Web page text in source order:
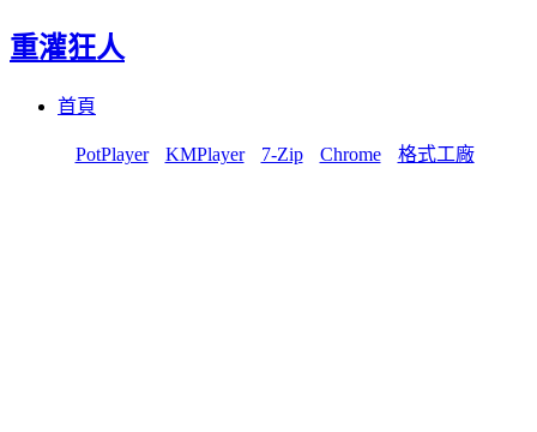
重灌狂人
首頁
PotPlayer KMPlayer 7-Zip Chrome 格式工廠